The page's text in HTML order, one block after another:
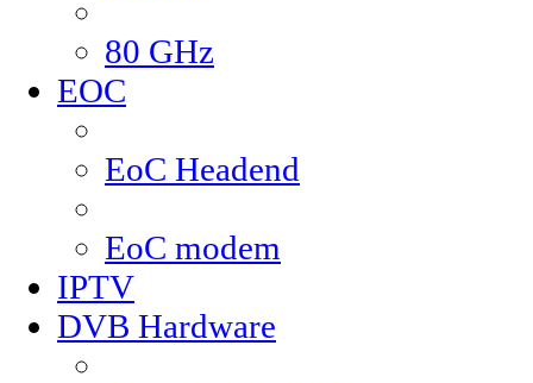
80 GHz
EOC
EoC Headend
EoC modem
IPTV
DVB Hardware